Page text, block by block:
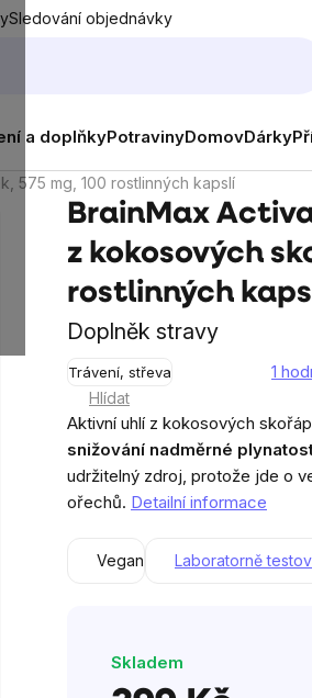
Sledování objednávky
a doplňkyPotravinyDomovDárky
575 mg, 100 rostlinných kapslí
BrainMax
z kokosových
rostlinných
Doplněk stravy
Trávení, střeva
produktu
je
5,0
z
hvězdiček.
1
Hlídat
Aktivní uhlí z kokosových
snižování nadměrné
udržitelný zdroj, protože jde o
ořechů. Detailní informace
Vegan Laboratorně
Skladem